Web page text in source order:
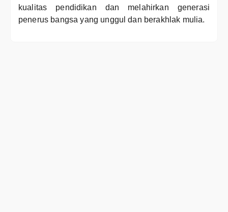
kualitas pendidikan dan melahirkan generasi
penerus bangsa yang unggul dan berakhlak mulia.